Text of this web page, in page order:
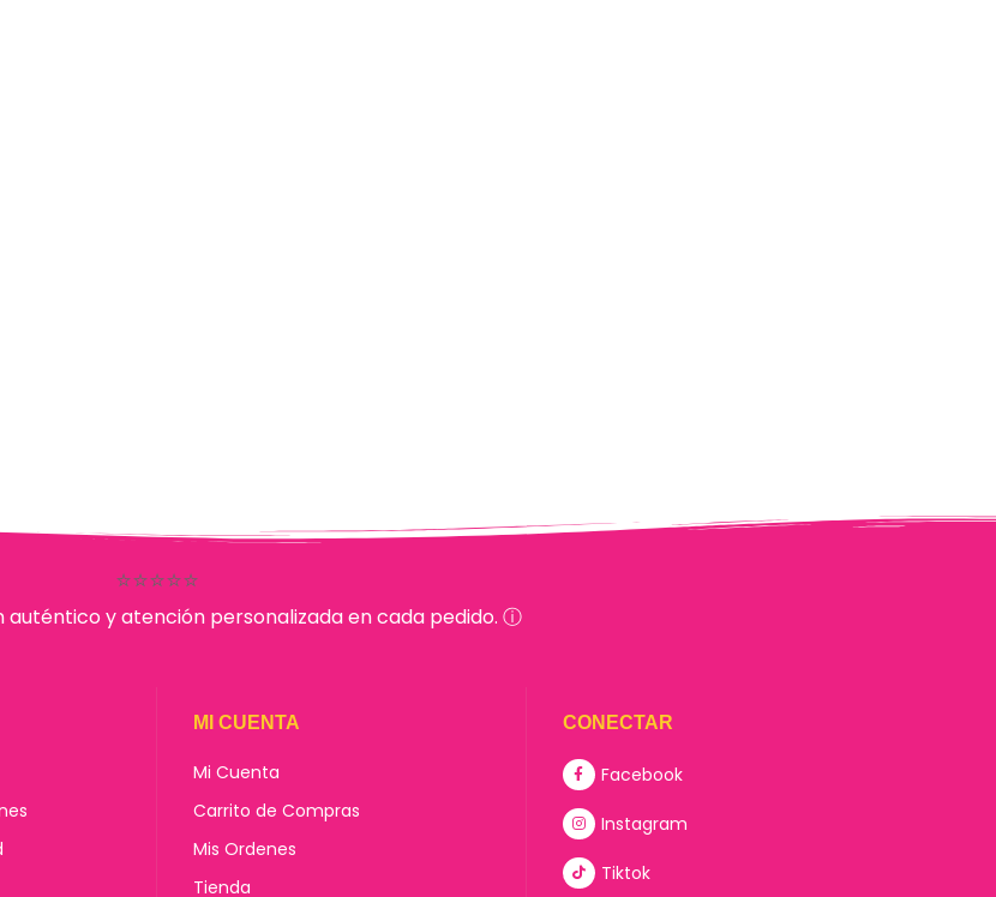
⭐⭐⭐⭐⭐
auténtico y atención personalizada en cada pedido. ⓘ
MI CUENTA
Mi Cuenta
Carrito de Compras
Mis Ordenes
Tienda
CONECTAR
Facebook
Instagram
Tiktok